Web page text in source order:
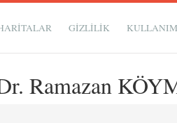
GIZLILIK KULLANIM
Ramazan